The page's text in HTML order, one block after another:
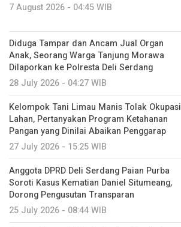
7 August 2026 - 04:45 WIB
Diduga Tampar dan Ancam Jual Organ
Anak, Seorang Warga Tanjung Morawa
Dilaporkan ke Polresta Deli Serdang
28 July 2026 - 04:27 WIB
Kelompok Tani Limau Manis Tolak Okupasi
Lahan, Pertanyakan Program Ketahanan
Pangan yang Dinilai Abaikan Penggarap
27 July 2026 - 15:25 WIB
Anggota DPRD Deli Serdang Paian Purba
Soroti Kasus Kematian Daniel Situmeang,
Dorong Pengusutan Transparan
25 July 2026 - 08:44 WIB